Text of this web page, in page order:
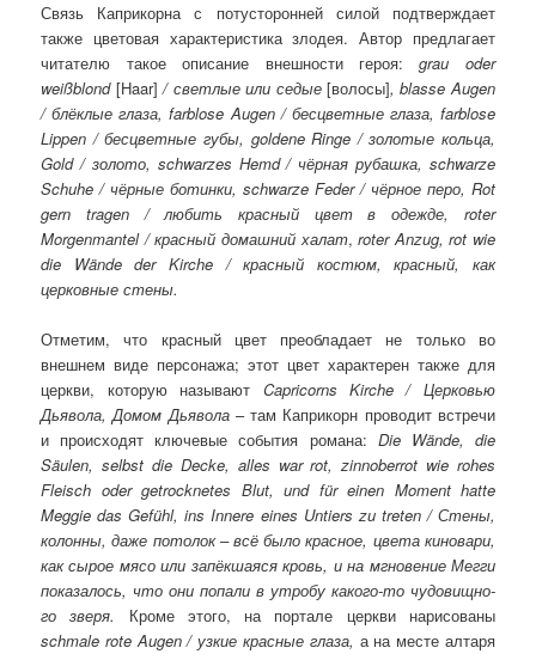
Связь Каприкорна с потусторонней силой подтверждает
также цветовая характеристика злодея. Автор предлагает
читателю такое описание внешности героя:grau oder
weißblond [Haar] / светлые или седые [волосы], blasse Augen
/ блёклые глаза, farblose Augen / бесцветные глаза, farblose
Lippen / бесцветные губы, goldene Ringe / золотые кольца,
Gold/ золото, schwarzes Hemd/ чёрная рубашка, schwarze
Schuhe / чёрные ботинки,schwarze Feder/ чёрное перо, Rot
gern tragen / любить красный цвет в одежде, roter
Morgenmantel / красный домашний халат,roter Anzug, rot wie
die Wände der Kirche / красный костюм, красный, как
церковные стены.
Отметим, что красный цвет преобладает не только во
внешнем виде персонажа; этот цвет характерен также для
церкви, которую называют Capricorns Kirche/ Церковью
Дьявола, Домом Дьявола– там Каприкорн проводит встречи
и происходят ключевые события романа: Die Wände, die
Säulen, selbst die Decke, alles war rot,zinnoberrot wie rohes
Fleisch oder getrocknetes Blut,und für einen Moment hatte
Meggie das Gefühl,ins Innere eines Untiers zu treten/Сте­ны,
ко­лон­ны, да­же по­толок – всё бы­ло крас­ное, цве­та ки­нова­ри,
как сы­рое мя­со или за­пёк­ша­яся кровь, и на мгно­вение Мег­ги
по­каза­лось, что они по­пали в ут­ро­бу ка­кого-то чу­довищ­но­
го зве­ря.
Кроме этого, на портале церкви нарисованы
schmale rote Augen/ узкие красные глаза, а на месте алтаря